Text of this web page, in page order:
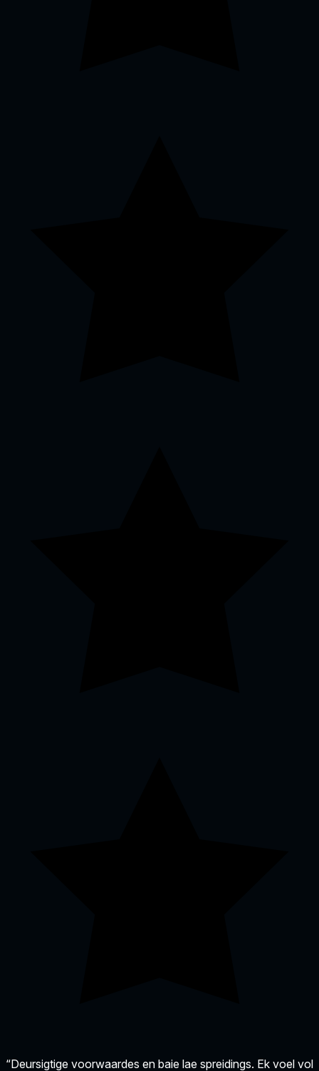
“Deursigtige voorwaardes en baie lae spreidings. Ek voel vol